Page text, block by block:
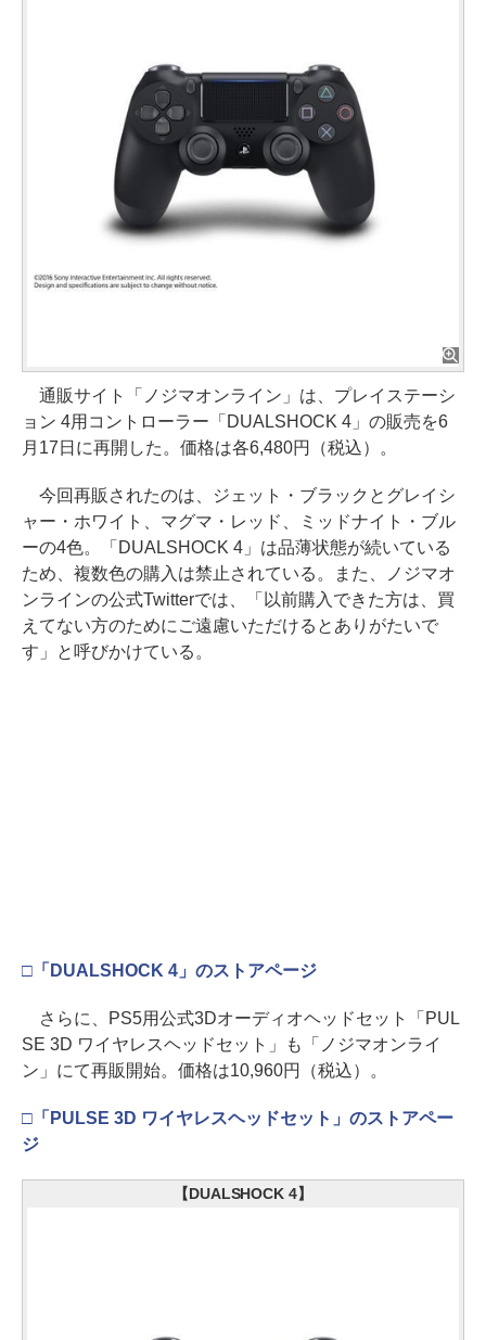
通販サイト「ノジマオンライン」は、プレイステーシ
ョン 4用コントローラー「DUALSHOCK 4」の販売を6
月17日に再開した。価格は各6,480円（税込）。
今回再販されたのは、ジェット・ブラックとグレイシ
ャー・ホワイト、マグマ・レッド、ミッドナイト・ブル
ーの4色。「DUALSHOCK 4」は品薄状態が続いている
ため、複数色の購入は禁止されている。また、ノジマオ
ンラインの公式Twitterでは、「以前購入できた方は、買
えてない方のためにご遠慮いただけるとありがたいで
す」と呼びかけている。
□「DUALSHOCK 4」のストアページ
さらに、PS5用公式3Dオーディオヘッドセット「PUL
SE 3D ワイヤレスヘッドセット」も「ノジマオンライ
ン」にて再販開始。価格は10,960円（税込）。
□「PULSE 3D ワイヤレスヘッドセット」のストアペー
ジ
【DUALSHOCK 4】